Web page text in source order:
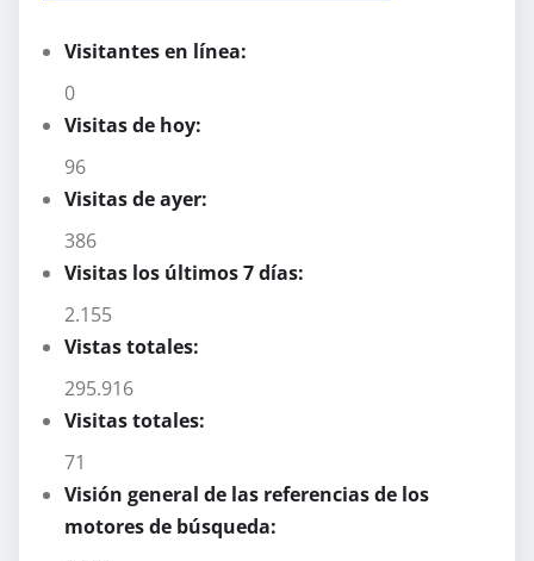
Visitantes en línea:
0
Visitas de hoy:
96
Visitas de ayer:
386
Visitas los últimos 7 días:
2.155
Vistas totales:
295.916
Visitas totales:
71
Visión general de las referencias de los
motores de búsqueda: